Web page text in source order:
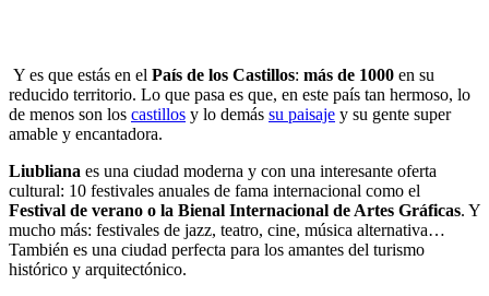
Y es que estás en el País de los Castillos: más de 1000 en su
reducido territorio. Lo que pasa es que, en este país tan hermoso, lo
de menos son los castillos y lo demás su paisaje y su gente super
amable y encantadora.
Liubliana es una ciudad moderna y con una interesante oferta
cultural: 10 festivales anuales de fama internacional como el
Festival de verano o la Bienal Internacional de Artes Gráficas. Y
mucho más: festivales de jazz, teatro, cine, música alternativa…
También es una ciudad perfecta para los amantes del turismo
histórico y arquitectónico.